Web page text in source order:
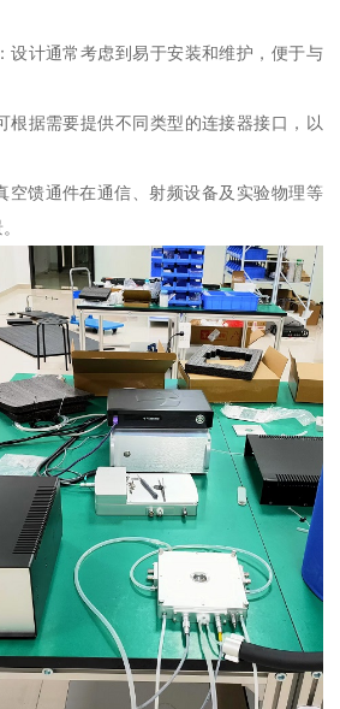
计通常考虑到易于安装和维护，便于与
据需要提供不同类型的连接器接口，以
空馈通件在通信、射频设备及实验物理等